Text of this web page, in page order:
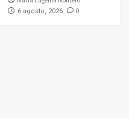
6 agosto, 2026 0